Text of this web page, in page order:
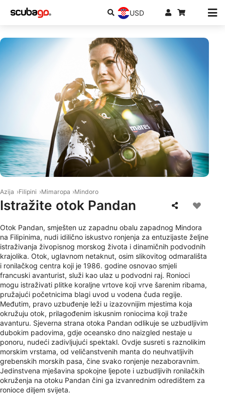
USD
Azija Filipini Mimaropa Mindoro
Istražite otok Pandan
Otok Pandan, smješten uz zapadnu obalu zapadnog Mindora
na Filipinima, nudi idilično iskustvo ronjenja za entuzijaste željne
istraživanja živopisnog morskog života i dinamičnih podvodnih
krajolika. Otok, uglavnom netaknut, osim slikovitog odmarališta
i ronilačkog centra koji je 1986. godine osnovao smjeli
francuski avanturist, služi kao ulaz u podvodni raj. Ronioci
mogu istraživati ​​plitke koraljne vrtove koji vrve šarenim ribama,
pružajući početnicima blagi uvod u vodena čuda regije.
Međutim, pravo uzbuđenje leži u izazovnijim mjestima koja
okružuju otok, prilagođenim iskusnim roniocima koji traže
avanturu. Sjeverna strana otoka Pandan odlikuje se uzbudljivim
dubokim padovima, gdje oceansko dno naizgled nestaje u
ponoru, nudeći zadivljujući spektakl. Ovdje susreti s raznolikim
morskim vrstama, od veličanstvenih manta do neuhvatljivih
grebenskih morskih pasa, čine svako ronjenje nezaboravnim.
Jedinstvena mješavina spokojne ljepote i uzbudljivih ronilačkih
okruženja na otoku Pandan čini ga izvanrednim odredištem za
ronioce diljem svijeta.